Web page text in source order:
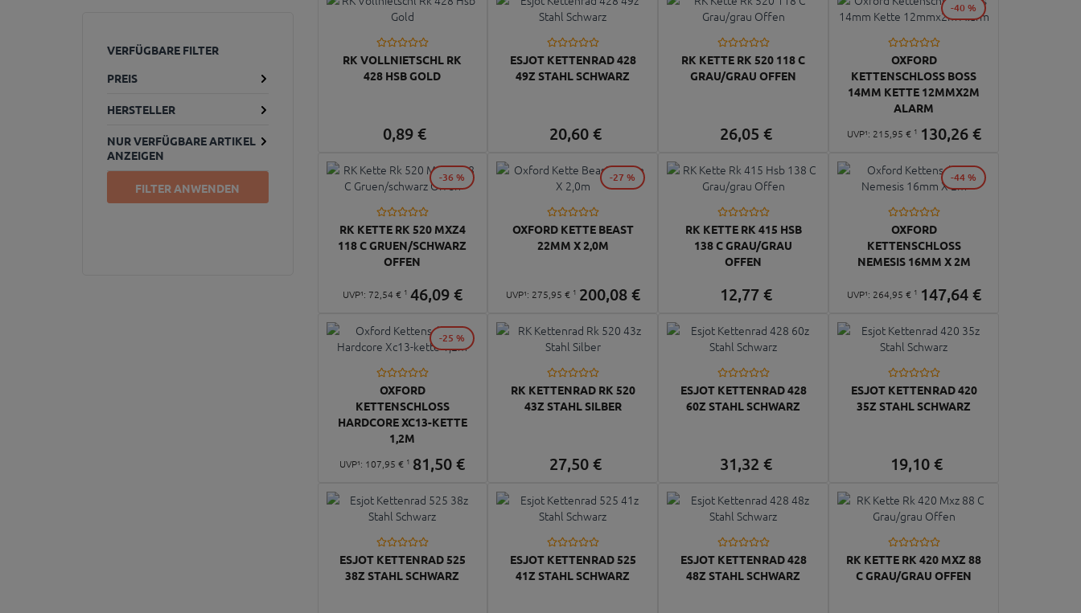
VERFÜGBARE FILTER
PREIS
HERSTELLER
NUR VERFÜGBARE ARTIKEL
ANZEIGEN
FILTER ANWENDEN
RK VOLLNIETSCHL RK
428 HSB GOLD
0,89 €
ESJOT KETTENRAD 428
49Z STAHL SCHWARZ
20,60€
RK KETTE RK 520 118 C
GRAU/GRAU OFFEN
26,05 €
OXFORD
KETTENSCHLOSS BOSS
14MM KETTE 12MMX2M
ALARM
UVP¹: 215, 95 € 1 130,26 €
-40 %
RK KETTE RK 520 MXZ4
118 C GRUEN/SCHWARZ
OFFEN
UVP¹: 72, 54 € 1 46,09€
-36 %
OXFORD KETTE BEAST
22MM X 2,0M
UVP¹: 275, 95 € 1 200,08€
-27 %
RK KETTE RK 415 HSB
138 C GRAU/GRAU
OFFEN
12,77 €
OXFORD
KETTENSCHLOSS
NEMESIS 16MM X 2M
UVP¹: 264, 95 € 1 147,64 €
-44 %
OXFORD
KETTENSCHLOSS
HARDCORE XC13-KETTE
1,2M
UVP¹: 107, 95 € 1 81,50 €
-25 %
RK KETTENRAD RK 520
43Z STAHL SILBER
27,50€
ESJOT KETTENRAD 428
60Z STAHL SCHWARZ
31,32 €
ESJOT KETTENRAD 420
35Z STAHL SCHWARZ
19,10 €
ESJOT KETTENRAD 525
38Z STAHL SCHWARZ
ESJOT KETTENRAD 525
41Z STAHL SCHWARZ
ESJOT KETTENRAD 428
48Z STAHL SCHWARZ
RK KETTE RK 420 MXZ 88
C GRAU/GRAU OFFEN